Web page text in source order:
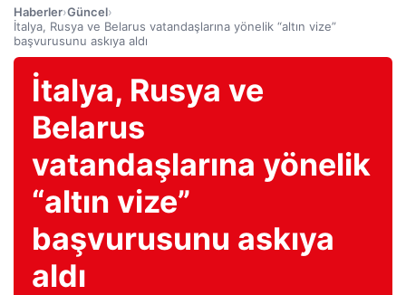
Haberler›Güncel›
İtalya, Rusya ve Belarus vatandaşlarına yönelik “altın vize”
başvurusunu askıya aldı
İtalya, Rusya ve
Belarus
vatandaşlarına yönelik
“altın vize”
başvurusunu askıya
aldı